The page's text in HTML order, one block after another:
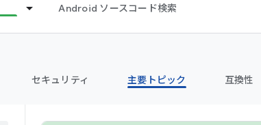
Android ソースコード検索
セキュリティ 主要トピック 互換性